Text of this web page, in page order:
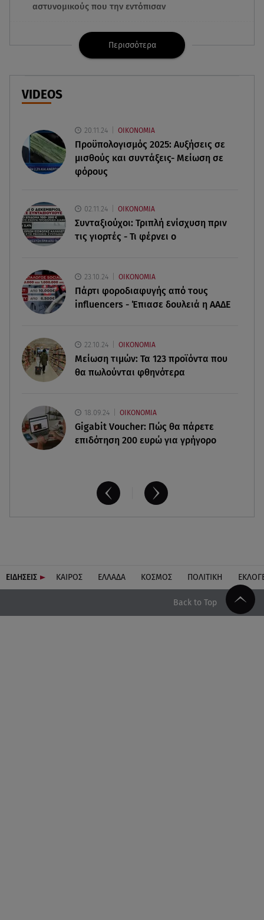
αστυνομικούς που την εντόπισαν
Μυστράς: Κρίσιμος για το κατηγορητήριο ο
χρόνος θανάτου του 90χρονου
07.08.26 , 20:13
Κυψέλη: Tι βρέθηκε στο διαμέρισμα της
07.08.26 , 19:15
Συντάξεις Σεπτεμβρίου: Πότε θα μπουν τα
χρήματα στους λογαριασμούς
07.08.26 , 18:45
Φωτιά στο Στεφάνι Κορίνθου: Μήνυμα από το 112
- Σηκώθηκαν εναέρια μέσα
Έξοδος Αυγούστου: Στο 100% η πληρότητα για
Κυκλάδες
07.08.26 , 17:44
αποτελέσματα
Περισσότερα
VIDEOS
20.11.24 ΟΙΚΟΝΟΜΙΑ
Προϋπολογισμός 2025: Αυξήσεις σε
μισθούς και συντάξεις- Μείωση σε
φόρους
02.11.24 ΟΙΚΟΝΟΜΙΑ
Συνταξιούχοι: Τριπλή ενίσχυση πριν
τις γιορτές - Τι φέρνει ο
23.10.24 ΟΙΚΟΝΟΜΙΑ
Πάρτι φοροδιαφυγής από τους
influencers - Έπιασε δουλειά η ΑΑΔΕ
22.10.24 ΟΙΚΟΝΟΜΙΑ
Μείωση τιμών: Τα 123 προϊόντα που
θα πωλούνται φθηνότερα
18.09.24 ΟΙΚΟΝΟΜΙΑ
Gigabit Voucher: Πώς θα πάρετε
επιδότηση 200 ευρώ για γρήγορο
ΕΙΔΗΣΕΙΣ ΚΑΙΡΟΣ ΕΛΛΑΔΑ ΚΟΣΜΟΣ ΠΟΛΙΤΙΚΗ
Back to Top